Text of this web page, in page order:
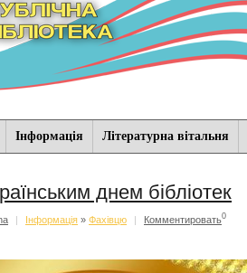
Iнформацiя Літературна вітальня
днем бібліотек
| Iнформацiя » Фахівцю | Комментировать0